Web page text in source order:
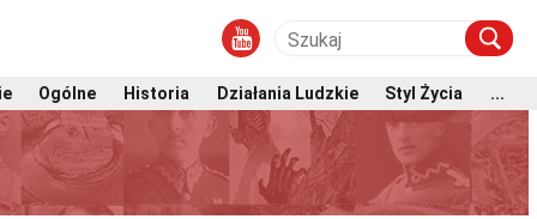
Ogólne Historia Działania Ludzkie Styl Życia ...